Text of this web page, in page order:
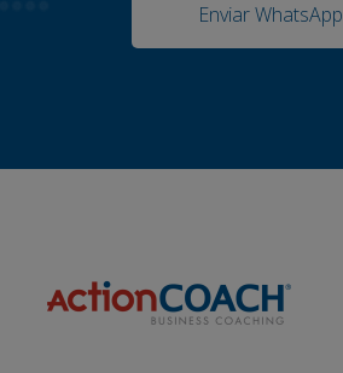
Enviar WhatsApp